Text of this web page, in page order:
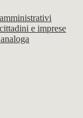
e imprese